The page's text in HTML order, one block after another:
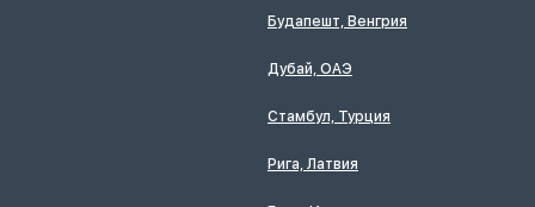
Будапешт, Венгрия
Дубай, ОАЭ
Стамбул, Турция
Рига, Латвия